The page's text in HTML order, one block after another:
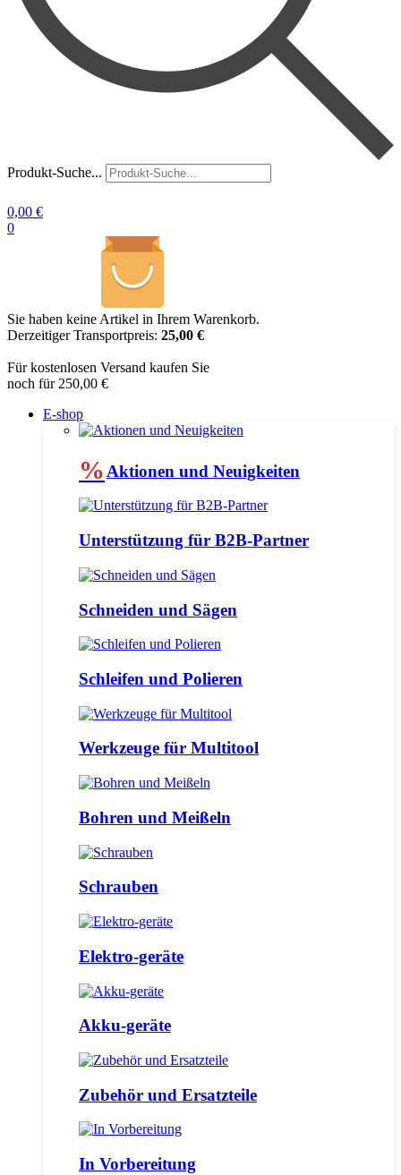
Produkt-Suche...
0,00 €
0
Sie haben keine Artikel in Ihrem Warenkorb.
Derzeitiger Transportpreis: 25,00 €
Für kostenlosen Versand kaufen Sie
noch für 250,00 €
E-shop
% Aktionen und Neuigkeiten
Unterstützung für B2B-Partner
Schneiden und Sägen
Schleifen und Polieren
Werkzeuge für Multitool
Bohren und Meißeln
Schrauben
Elektro-geräte
Akku-geräte
Zubehör und Ersatzteile
In Vorbereitung